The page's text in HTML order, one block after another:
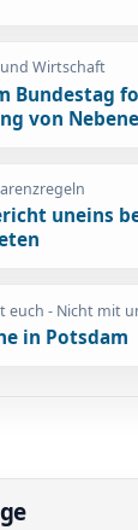
Wirtschaft
Bundestag
von
uneins
euch - Nicht mit
in Potsdam